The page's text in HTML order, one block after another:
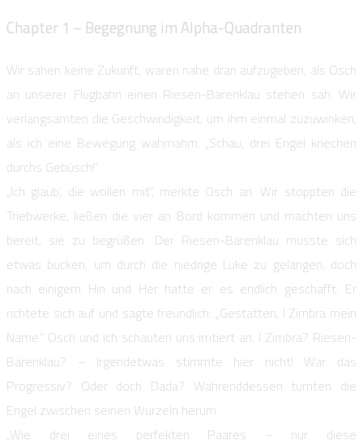
Chapter 1 – Begegnung im Alpha-Quadranten
Wir sahen keine Zukunft, waren nahe dran aufzugeben, als Osch
an unserer Flugbahn einen Riesen-Bärenklau stehen sah. Wir
verlangsamten die Geschwindigkeit, um ihm einmal zuzuwinken,
als ich eine Bewegung wahrnahm. „Schau, drei Engel kriechen
durchs Gebüsch!“
„Ich glaub‘, die wollen mit“, merkte Osch an. Wir stoppten die
Triebwerke, ließen die vier an Bord kommen und machten uns
bereit, sie zu begrüßen. Der Riesen-Bärenklau musste sich
etwas bücken, um durch die niedrige Luke zu gelangen, doch
nach einigem Hin und Her hatte er es endlich geschafft. Er
richtete sich auf und sagte freundlich: „Gestatten, I Zimbra mein
Name.“ Osch und ich schauten uns irritiert an. I Zimbra? Riesen-
Bärenklau? – Irgendetwas stimmte hier nicht! War das
Progressiv? Oder doch Dada? Währenddessen turnten die
Engel zwischen seinen Wurzeln herum.
„Wie drei eines perfekten Paares – nur diese